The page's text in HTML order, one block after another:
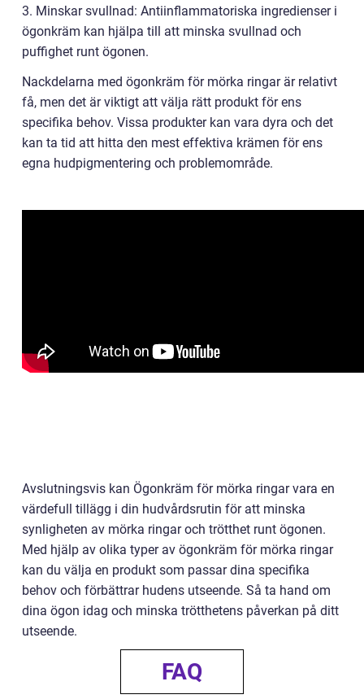
3. Minskar svullnad: Antiinflammatoriska ingredienser i
ögonkräm kan hjälpa till att minska svullnad och
puffighet runt ögonen.
Nackdelarna med ögonkräm för mörka ringar är relativt
få, men det är viktigt att välja rätt produkt för ens
specifika behov. Vissa produkter kan vara dyra och det
kan ta tid att hitta den mest effektiva krämen för ens
egna hudpigmentering och problemområde.
Avslutningsvis kan Ögonkräm för mörka ringar vara en
värdefull tillägg i din hudvårdsrutin för att minska
synligheten av mörka ringar och trötthet runt ögonen.
Med hjälp av olika typer av ögonkräm för mörka ringar
kan du välja en produkt som passar dina specifika
behov och förbättrar hudens utseende. Så ta hand om
dina ögon idag och minska trötthetens påverkan på ditt
utseende.
FAQ